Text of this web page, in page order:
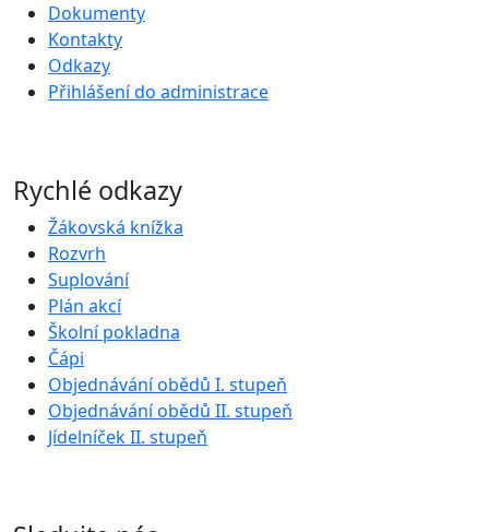
Dokumenty
Kontakty
Odkazy
Přihlášení do administrace
Rychlé odkazy
Žákovská knížka
Rozvrh
Suplování
Plán akcí
Školní pokladna
Čápi
Objednávání obědů I. stupeň
Objednávání obědů II. stupeň
Jídelníček II. stupeň